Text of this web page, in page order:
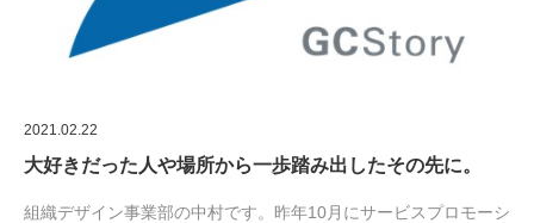
2021.02.22
大好きだった人や場所から一歩踏み出したその先に。
組織デザイン事業部の中村です。昨年10月にサービスプロモーシ